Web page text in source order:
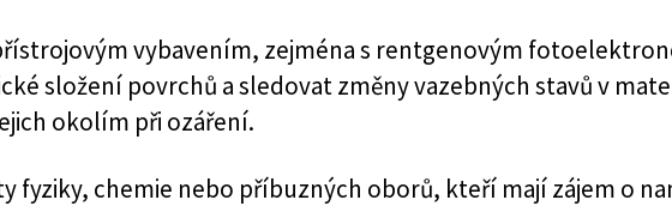
vybavením, zejména s rentgenovým
složení povrchů a sledovat změny vazebných stavů v
okolím při ozáření.
fyziky, chemie nebo příbuzných oborů, kteří mají zájem o